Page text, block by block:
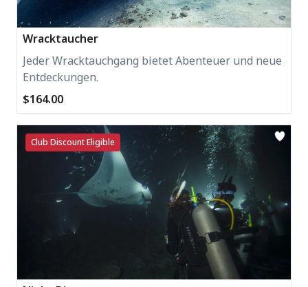
Wracktaucher
Jeder Wracktauchgang bietet Abenteuer und neue
Entdeckungen.
$164.00
Club Discount Eligible